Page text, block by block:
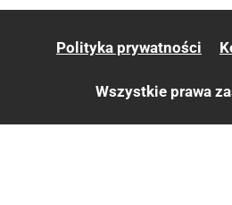
Polityka prywatności
Wszystkie prawa